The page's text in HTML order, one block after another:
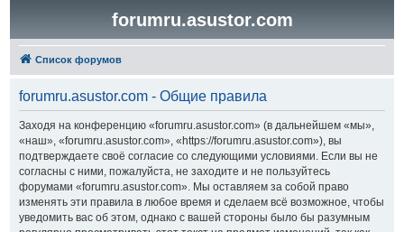
forumru.asustor.com
Список форумов
forumru.asustor.com - Общие правила
Заходя на конференцию «forumru.asustor.com» (в дальнейшем «мы»,
«наш», «forumru.asustor.com», «https://forumru.asustor.com»), вы
подтверждаете своё согласие со следующими условиями. Если вы не
согласны с ними, пожалуйста, не заходите и не пользуйтесь
форумами «forumru.asustor.com». Мы оставляем за собой право
изменять эти правила в любое время и сделаем всё возможное, чтобы
уведомить вас об этом, однако с вашей стороны было бы разумным